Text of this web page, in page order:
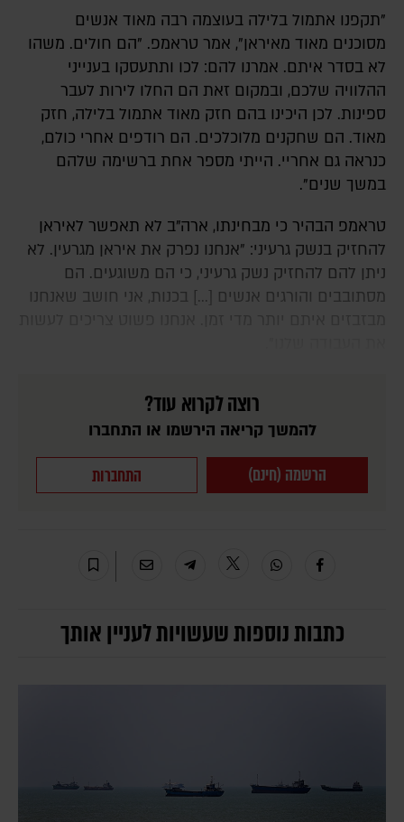
"תקפנו אתמול בלילה בעוצמה רבה מאוד אנשים
מסוכנים מאוד מאיראן", אמר טראמפ. "הם חולים. משהו
לא בסדר איתם. אמרנו להם: לכו ותתעסקו בענייני
ההלוויה שלכם, ובמקום זאת הם החלו לירות לעבר
ספינות. לכן היכינו בהם חזק מאוד אתמול בלילה, חזק
מאוד. הם שחקנים מלוכלכים. הם רודפים אחרי כולם,
כנראה גם אחריי. הייתי מספר אחת ברשימה שלהם
במשך שנים".
טראמפ הבהיר כי מבחינתו, ארה"ב לא תאפשר לאיראן
להחזיק בנשק גרעיני: "אנחנו נפרק את איראן מגרעין. לא
ניתן להם להחזיק נשק גרעיני, כי הם משוגעים. הם
מסתובבים והורגים אנשים [...] בכנות, אני חושב שאנחנו
רוצה לקרוא עוד?
להמשך קריאה הירשמו או התחברו
הרשמה (חינם) התחברות
כתבות נוספות שעשויות לעניין אותך